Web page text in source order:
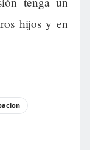
hijos y en